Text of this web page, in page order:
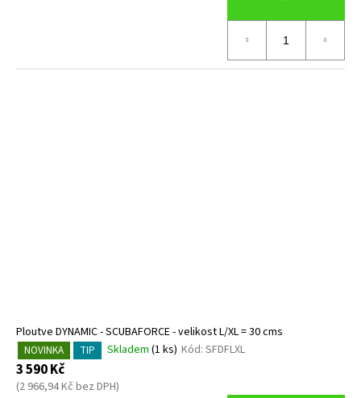
Ploutve DYNAMIC - SCUBAFORCE - velikost L/XL = 30 cms
NOVINKA TIP Skladem (1 ks) Kód: SFDFLXL
3 590 Kč
(2 966,94 Kč bez DPH)